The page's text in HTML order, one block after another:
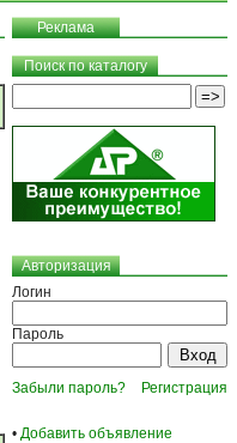
Реклама
Поиск по каталогу
Авторизация
Логин
Пароль
Забыли пароль? Регистрация
• Добавить объявление